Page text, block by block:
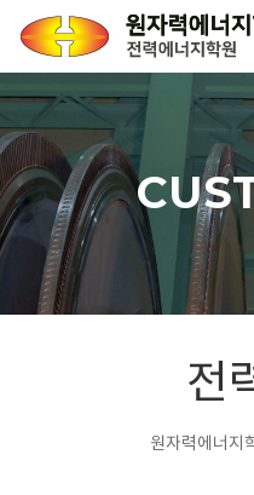
전
원자력에너지